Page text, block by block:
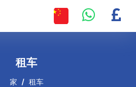
租车
家 租车